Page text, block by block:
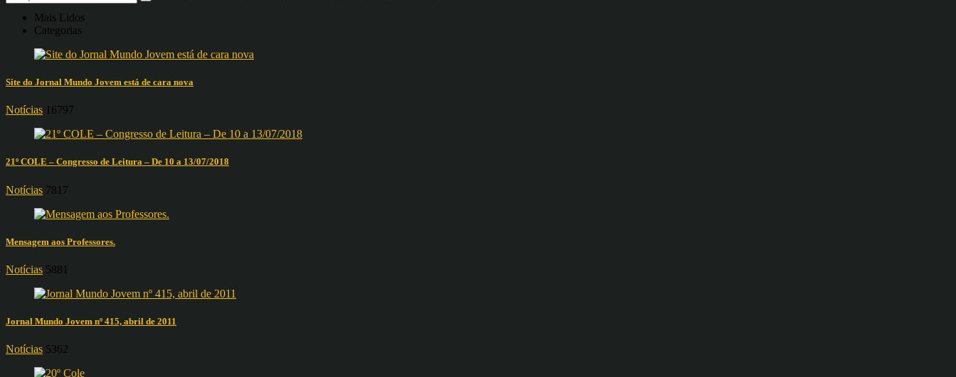
Mais Lidos
Categorias
Site do Jornal Mundo Jovem está de cara nova
Notícias 16797
21º COLE – Congresso de Leitura – De 10 a 13/07/2018
Notícias 7817
Mensagem aos Professores.
Notícias 5881
Jornal Mundo Jovem nº 415, abril de 2011
Notícias 5362